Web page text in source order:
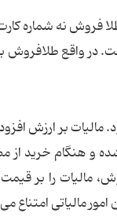
فروش نه شماره
در واقع طلافروش
بر ارزش
بر قیمت طلا افزوده شده
مالیات را بر
مالیاتی امتناع